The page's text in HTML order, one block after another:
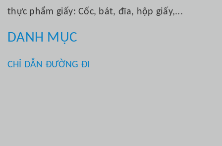
thực phẩm giấy: Cốc, bát, đĩa, hộp giấy,...
DANH MỤC
CHỈ DẪN ĐƯỜNG ĐI